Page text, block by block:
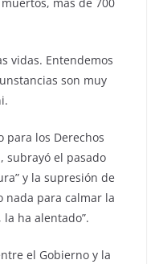
vidas. Entendemos
son muy
para los Derechos
subrayó el pasado
y la supresión de
nada para calmar la
ha alentado”.
el Gobierno y la